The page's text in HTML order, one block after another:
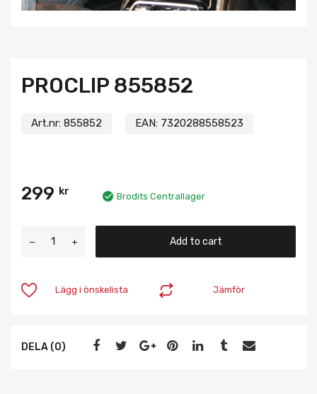
PROCLIP 855852
Art.nr: 855852 EAN: 7320288558523
299 kr Brodits Centrallager
Add to cart
Jämför
Lägg i önskelista
DELA (0)